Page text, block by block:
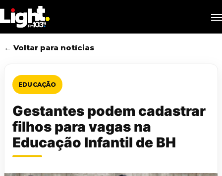
to
main
content
← Voltar para notícias
EDUCAÇÃO
Gestantes podem cadastrar
filhos para vagas na
Educação Infantil de BH